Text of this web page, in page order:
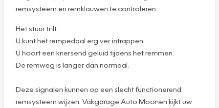
remsysteem en remklauwen te controleren.
Het stuur trilt.
U kunt het rempedaal erg ver intrappen.
U hoort een knersend geluid tijdens het remmen.
De remweg is langer dan normaal.
Deze signalen kunnen op een slecht functionerend
remsysteem wijzen. Vakgarage Auto Moonen kijkt uw